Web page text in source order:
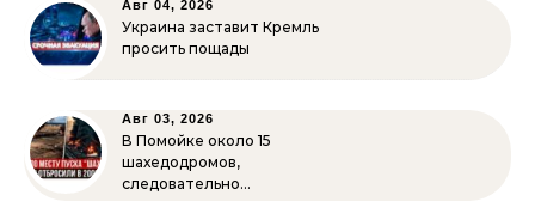
Авг 04, 2026
Украина заставит Кремль
просить пощады
Авг 03, 2026
В Помойке около 15
шахедодромов,
следовательно…